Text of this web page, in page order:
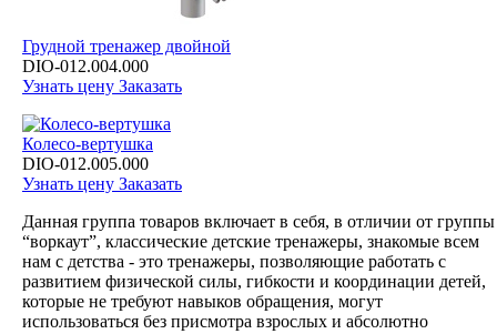
Грудной тренажер двойной
DIO-012.004.000
Узнать цену Заказать
Колесо-вертушка
DIO-012.005.000
Узнать цену Заказать
Данная группа товаров включает в себя, в отличии от группы
“воркаут”, классические детские тренажеры, знакомые всем
нам с детства - это тренажеры, позволяющие работать с
развитием физической силы, гибкости и координации детей,
которые не требуют навыков обращения, могут
использоваться без присмотра взрослых и абсолютно